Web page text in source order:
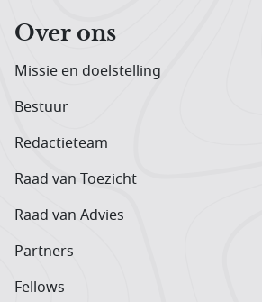
Over ons
Missie en doelstelling
Bestuur
Redactieteam
Raad van Toezicht
Raad van Advies
Partners
Fellows